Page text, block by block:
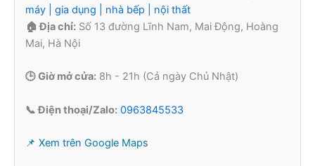
máy | gia dụng | nhà bếp | nội thất
🏠 Địa chỉ: Số 13 đường Lĩnh Nam, Mai Động, Hoàng
Mai, Hà Nội
🕒 Giờ mở cửa: 8h - 21h (Cả ngày Chủ Nhật)
📞 Điện thoại/Zalo: 0963845533
📌 Xem trên Google Maps